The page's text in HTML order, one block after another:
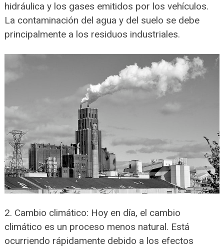
hidráulica y los gases emitidos por los vehículos.
La contaminación del agua y del suelo se debe
principalmente a los residuos industriales.
2. Cambio climático: Hoy en día, el cambio
climático es un proceso menos natural. Está
ocurriendo rápidamente debido a los efectos